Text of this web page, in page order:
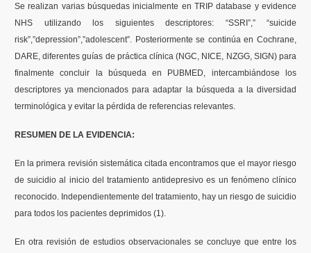
Se realizan varias búsquedas inicialmente en TRIP database y evidence
NHS utilizando los siguientes descriptores: “SSRI”,” “suicide
risk”,”depression”,”adolescent”. Posteriormente se continúa en Cochrane,
DARE, diferentes guías de práctica clínica (NGC, NICE, NZGG, SIGN) para
finalmente concluir la búsqueda en PUBMED, intercambiándose los
descriptores ya mencionados para adaptar la búsqueda a la diversidad
terminológica y evitar la pérdida de referencias relevantes.
RESUMEN DE LA EVIDENCIA:
En la primera revisión sistemática citada encontramos que el mayor riesgo
de suicidio al inicio del tratamiento antidepresivo es un fenómeno clínico
reconocido. Independientemente del tratamiento, hay un riesgo de suicidio
para todos los pacientes deprimidos (1).
En otra revisión de estudios observacionales se concluye que entre los